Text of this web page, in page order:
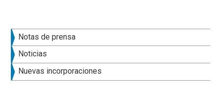
Barra
lateral
principal
Notas de prensa
Noticias
Nuevas incorporaciones